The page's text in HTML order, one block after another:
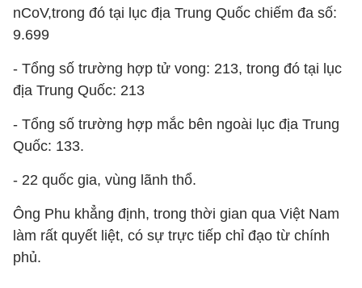
nCoV,trong đó tại lục địa Trung Quốc chiếm đa số:
9.699
- Tổng số trường hợp tử vong: 213, trong đó tại lục
địa Trung Quốc: 213
- Tổng số trường hợp mắc bên ngoài lục địa Trung
Quốc: 133.
- 22 quốc gia, vùng lãnh thổ.
Ông Phu khẳng định, trong thời gian qua Việt Nam
làm rất quyết liệt, có sự trực tiếp chỉ đạo từ chính
phủ.